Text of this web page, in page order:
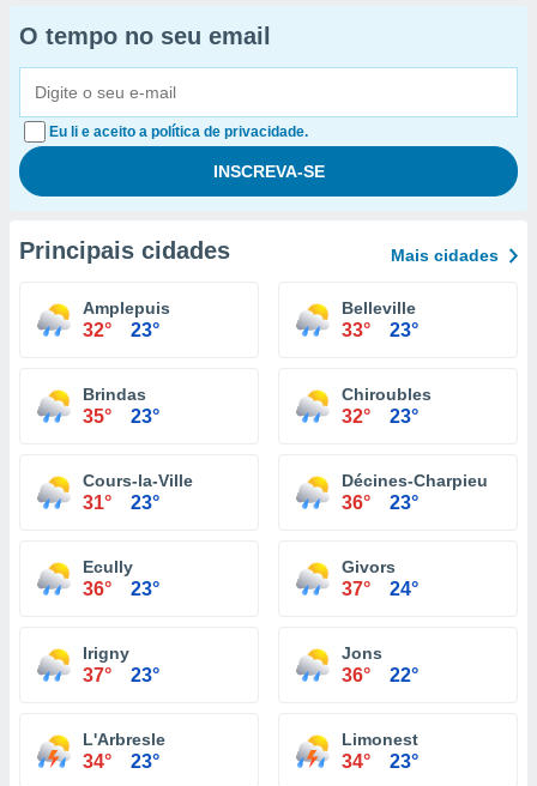
O tempo no seu email
Eu li e aceito a política de privacidade.
Principais cidades Mais cidades
Amplepuis
32° 23°
Belleville
33° 23°
Brindas
35° 23°
Chiroubles
32° 23°
Cours-la-Ville
31° 23°
Décines-Charpieu
36° 23°
Ecully
36° 23°
Givors
37° 24°
Irigny
37° 23°
Jons
36° 22°
L'Arbresle
34° 23°
Limonest
34° 23°